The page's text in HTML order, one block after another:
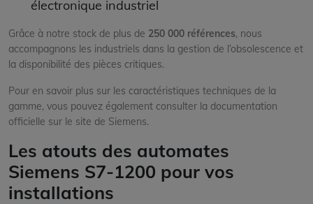
électronique industriel
Grâce à notre stock de plus de 250 000 références, nous
accompagnons les industriels dans la gestion de l’obsolescence et
la disponibilité des pièces critiques.
Pour en savoir plus sur les caractéristiques techniques de la
gamme, vous pouvez également consulter la documentation
officielle sur le site de Siemens.
Les atouts des automates
Siemens S7-1200 pour vos
installations